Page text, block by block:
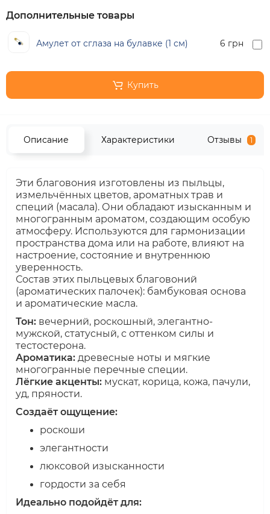
Дополнительные товары
Амулет от сглаза на булавке (1 см) 6 грн
Купить
Описание Характеристики Отзывы 1
Эти благовония изготовлены из пыльцы,
измельчённых цветов, ароматных трав и
специй (масала). Они обладают изысканным и
многогранным ароматом, создающим особую
атмосферу. Используются для гармонизации
пространства дома или на работе, влияют на
настроение, состояние и внутреннюю
уверенность.
Состав этих пыльцевых благовоний
(ароматических палочек): бамбуковая основа
и ароматические масла.
Тон: вечерний, роскошный, элегантно-
мужской, статусный, с оттенком силы и
тестостерона.
Ароматика: древесные ноты и мягкие
многогранные перечные специи.
Лёгкие акценты: мускат, корица, кожа, пачули,
уд, пряности.
Создаёт ощущение:
роскоши
элегантности
люксовой изысканности
гордости за себя
Идеально подойдёт для: